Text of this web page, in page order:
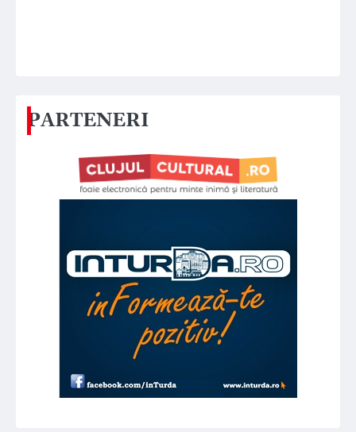
PARTENERI